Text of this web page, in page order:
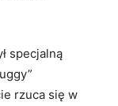
specjalną
rzuca się w